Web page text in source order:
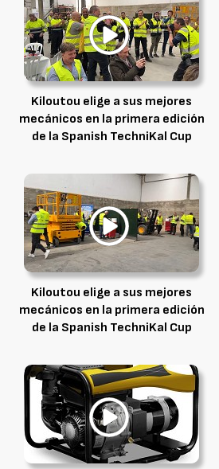
Kiloutou elige a sus mejores
mecánicos en la primera edición
de la Spanish TechniKal Cup
Kiloutou elige a sus mejores
mecánicos en la primera edición
de la Spanish TechniKal Cup